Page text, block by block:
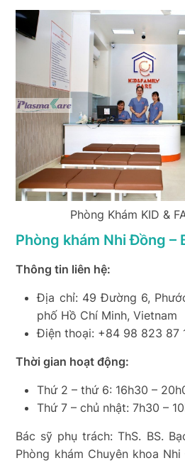
Phòng Khám KID &
Phòng khám Nhi Đồng –
Thông tin liên hệ:
Địa chỉ: 49 Đường 6,
phố Hồ Chí Minh, Vietnam
Điện thoại: +84 98 823 87
Thời gian hoạt động:
Thứ 2 – thứ 6: 16h30 –
Thứ 7 – chủ nhật: 7h30 –
Bác sỹ phụ trách: ThS. BS.
Phòng khám Chuyên khoa